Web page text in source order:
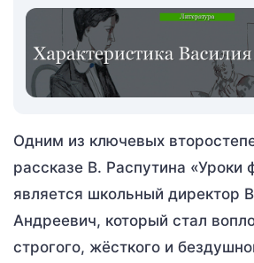
Одним из ключевых
рассказе В. Распутина «Уроки
является школьный директор
Андреевич, который стал
строгого, жёсткого и